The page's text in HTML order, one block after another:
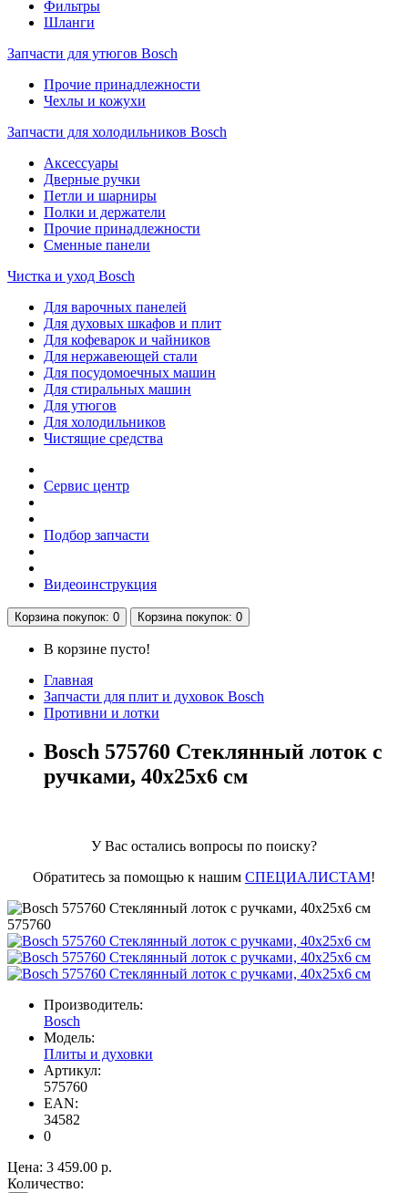
Фильтры
Шланги
Запчасти для утюгов Bosch
Прочие принадлежности
Чехлы и кожухи
Запчасти для холодильников Bosch
Аксессуары
Дверные ручки
Петли и шарниры
Полки и держатели
Прочие принадлежности
Сменные панели
Чистка и уход Bosch
Для варочных панелей
Для духовых шкафов и плит
Для кофеварок и чайников
Для нержавеющей стали
Для посудомоечных машин
Для стиральных машин
Для утюгов
Для холодильников
Чистящие средства
Сервис центр
Подбор запчасти
Видеоинструкция
Корзинапокупок: 0 Корзинапокупок: 0
В корзине пусто!
Главная
Запчасти для плит и духовок Bosch
Противни и лотки
Bosch 575760 Стеклянный лоток с
ручками, 40x25x6 см
У Вас остались вопросы по поиску?
Обратитесь за помощью к нашим СПЕЦИАЛИСТАМ!
575760
Производитель:
Bosch
Модель:
Плиты и духовки
Артикул:
575760
EAN:
34582
0
Цена: 3 459.00 р.
Количество: